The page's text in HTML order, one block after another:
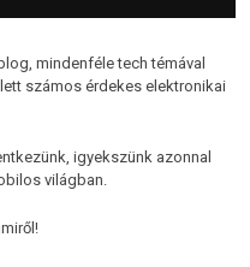
mindenféle tech témával
számos érdekes elektronikai
igyekszünk azonnal
világban.